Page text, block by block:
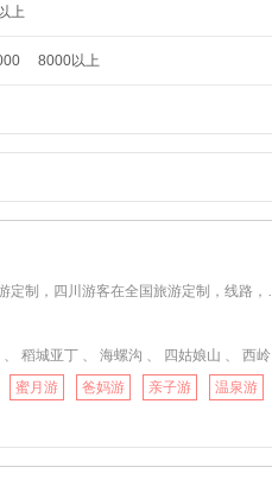
上
8000以上
定制，线路，天数随意组合，充分享用假期，让你的行程玩得更嗨
亚丁 、 海螺沟 、 四姑娘山 、 西岭雪山 、 赤水
蜜月游 爸妈游 亲子游 温泉游